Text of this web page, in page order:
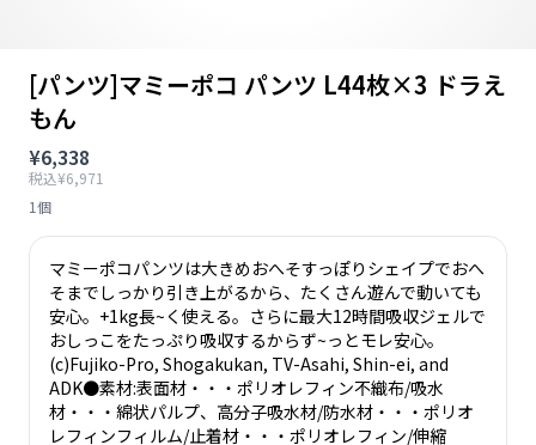
[パンツ]マミーポコ パンツ L44枚×3 ドラえ
もん
¥6,338
税込¥6,971
1個
マミーポコパンツは大きめおへそすっぽりシェイプでおへ
そまでしっかり引き上がるから、たくさん遊んで動いても
安心。+1kg長~く使える。さらに最大12時間吸収ジェルで
おしっこをたっぷり吸収するからず~っとモレ安心。
(c)Fujiko-Pro, Shogakukan, TV-Asahi, Shin-ei, and
ADK●素材:表面材・・・ポリオレフィン不織布/吸水
材・・・綿状パルプ、高分子吸水材/防水材・・・ポリオ
レフィンフィルム/止着材・・・ポリオレフィン/伸縮